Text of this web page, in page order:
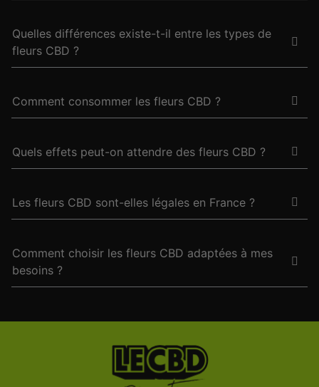
Quelles différences existe-t-il entre les types de
fleurs CBD ?
Comment consommer les fleurs CBD ?
Quels effets peut-on attendre des fleurs CBD ?
Les fleurs CBD sont-elles légales en France ?
Comment choisir les fleurs CBD adaptées à mes
besoins ?